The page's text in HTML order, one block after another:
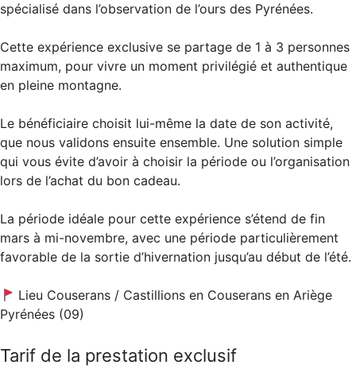
spécialisé dans l’observation de l’ours des Pyrénées.
Cette expérience exclusive se partage de 1 à 3 personnes
maximum, pour vivre un moment privilégié et authentique
en pleine montagne.
Le bénéficiaire choisit lui-même la date de son activité,
que nous validons ensuite ensemble. Une solution simple
qui vous évite d’avoir à choisir la période ou l’organisation
lors de l’achat du bon cadeau.
La période idéale pour cette expérience s’étend de fin
mars à mi-novembre, avec une période particulièrement
favorable de la sortie d’hivernation jusqu’au début de l’été.
Lieu Couserans / Castillions en Couserans en Ariège
Pyrénées (09)
Tarif de la prestation exclusif